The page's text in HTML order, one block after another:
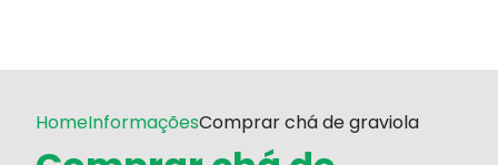
HomeInformaçõesComprar chá de graviola